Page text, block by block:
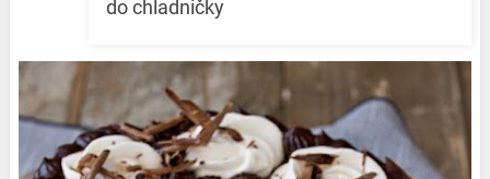
do chladničky